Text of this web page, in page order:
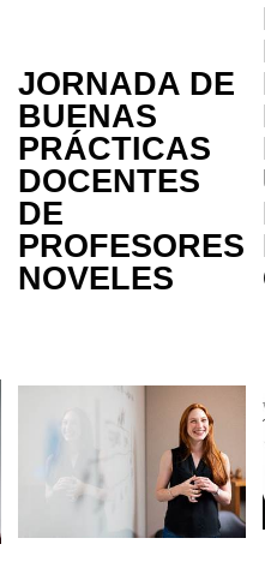
JORNADA DE
BUENAS
PRÁCTICAS
DOCENTES
DE
PROFESORES
NOVELES